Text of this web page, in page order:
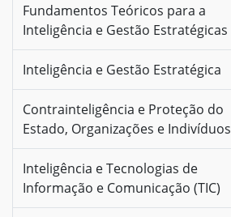
Fundamentos Teóricos para a
Inteligência e Gestão Estratégicas
Inteligência e Gestão Estratégica
Contrainteligência e Proteção do
Estado, Organizações e Indivíduos
Inteligência e Tecnologias de
Informação e Comunicação (TIC)